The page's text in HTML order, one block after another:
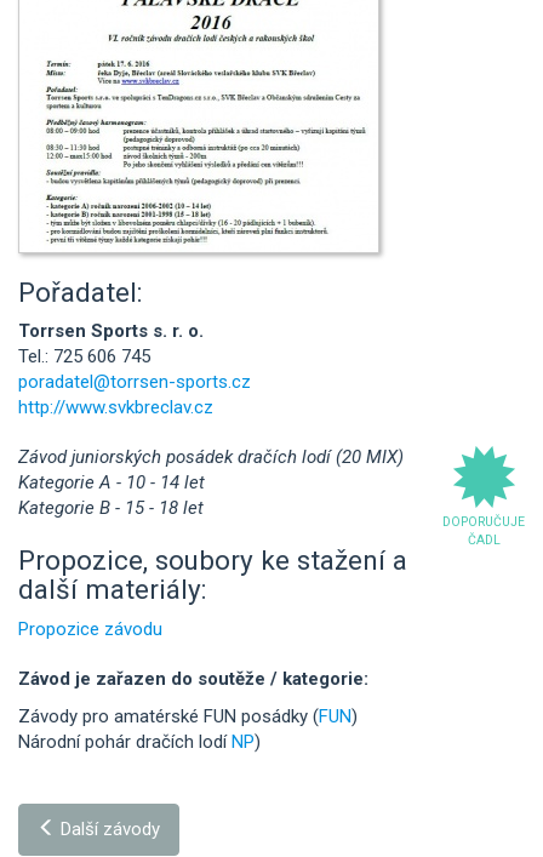
Pořadatel:
Torrsen Sports s. r. o.
Tel.: 725 606 745
poradatel@torrsen-sports.cz
http://www.svkbreclav.cz
DOPORUČUJE
ČADL
Závod juniorských posádek dračích lodí (20 MIX)
Kategorie A - 10 - 14 let
Kategorie B - 15 - 18 let
Propozice, soubory ke stažení a
další materiály:
Propozice závodu
Závod je zařazen do soutěže / kategorie:
Závody pro amatérské FUN posádky (FUN)
Národní pohár dračích lodíNP)
Další závody